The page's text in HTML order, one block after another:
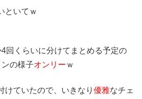
といてｗ
回くらいに分けてまとめる予定の
の様子オンリー ｗ
けていたので、いきなり 優雅なチェ